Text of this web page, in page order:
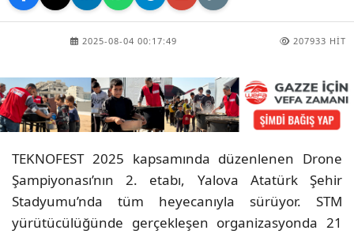
2025-08-04 00:17:49 207933 HIT
TEKNOFEST 2025 kapsamında düzenlenen Drone
Şampiyonası’nın 2. etabı, Yalova Atatürk Şehir
Stadyumu’nda tüm heyecanıyla sürüyor. STM
yürütücülüğünde gerçekleşen organizasyonda 21